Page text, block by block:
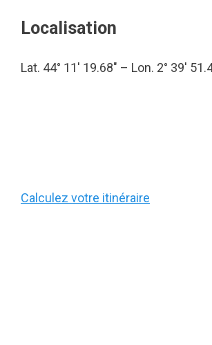
Localisation
Lat. 44° 11′ 19.68″ – Lon. 2° 39′
Calculez votre itinéraire